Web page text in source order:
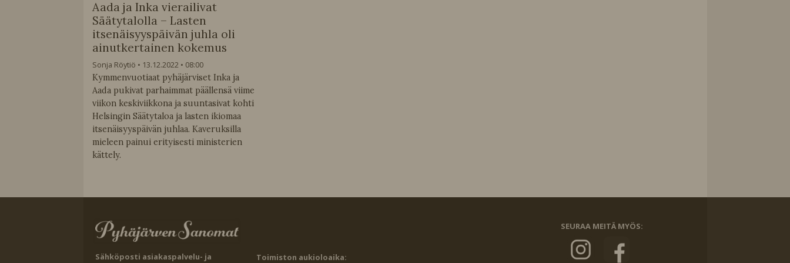
Aada ja Inka vierailivat
Säätytalolla – Lasten
itsenäisyyspäivän juhla oli
ainutkertainen kokemus
Sonja Röytiö 13.12.2022
08:00
Kymmenvuotiaat pyhäjärviset Inka ja
Aada pukivat parhaimmat päällensä viime
viikon keskiviikkona ja suuntasivat kohti
Helsingin Säätytaloa ja lasten ikiomaa
itsenäisyyspäivän juhlaa. Kaveruksilla
mieleen painui erityisesti ministerien
kättely.
Sähköposti asiakaspalvelu- ja
Toimiston aukioloaika:
SEURAA MEITÄ MYÖS: